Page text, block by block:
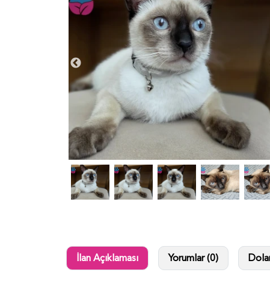
İlan Açıklaması Yorumlar (0)